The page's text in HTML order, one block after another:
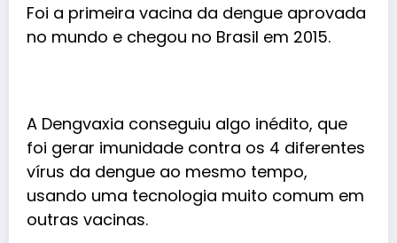
Foi a primeira vacina da dengue aprovada
no mundo e chegou no Brasil em 2015.
A Dengvaxia conseguiu algo inédito, que
foi gerar imunidade contra os 4 diferentes
vírus da dengue ao mesmo tempo,
usando uma tecnologia muito comum em
outras vacinas.